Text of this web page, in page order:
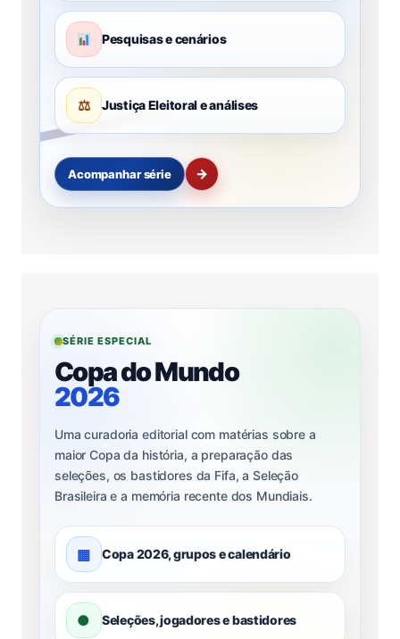
Pesquisas e cenários
⚖ Justiça Eleitoral e análises
Acompanhar série →
SÉRIE ESPECIAL
Copa do Mundo
2026
Uma curadoria editorial com matérias sobre a
maior Copa da história, a preparação das
seleções, os bastidores da Fifa, a Seleção
Brasileira e a memória recente dos Mundiais.
▦ Copa 2026, grupos e calendário
● Seleções, jogadores e bastidores